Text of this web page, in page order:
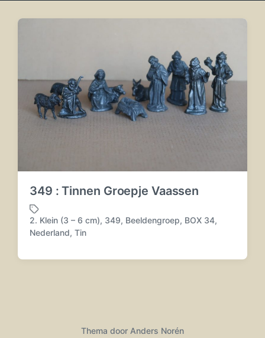
349 : Tinnen Groepje Vaassen
G
e
2. Klein (3 – 6 cm), 349, Beeldengroep, BOX 34,
Nederland, Tin
Thema door Anders Norén